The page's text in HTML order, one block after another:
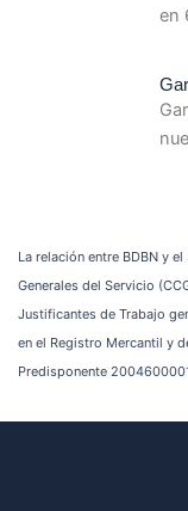
en
La relación entre BDBN y
Generales del Servicio
Justificantes de Trabajo
en el Registro Mercantil y
Predisponente